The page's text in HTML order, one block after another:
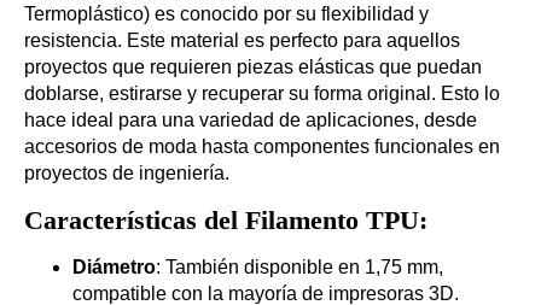
Termoplástico) es conocido por su flexibilidad y
resistencia. Este material es perfecto para aquellos
proyectos que requieren piezas elásticas que puedan
doblarse, estirarse y recuperar su forma original. Esto lo
hace ideal para una variedad de aplicaciones, desde
accesorios de moda hasta componentes funcionales en
proyectos de ingeniería.
Características del Filamento TPU:
Diámetro: También disponible en 1,75 mm,
compatible con la mayoría de impresoras 3D.